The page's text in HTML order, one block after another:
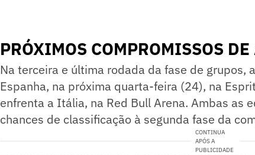
PRÓXIMOS COMPROMISSOS
Na terceira e última rodada da fase de grupos,
Espanha, na próxima quarta-feira (24), na
enfrenta a Itália, na Red Bull Arena. Ambas as
chances de classificação à segunda fase da
CONTINUA
APÓS A
PUBLICIDADE